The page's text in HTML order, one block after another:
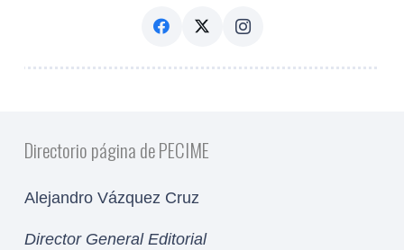
Directorio página de PECIME
Alejandro Vázquez Cruz
Director General Editorial